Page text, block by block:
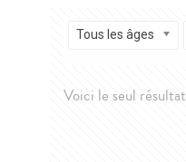
Tous les âges
Voici le seul résultat